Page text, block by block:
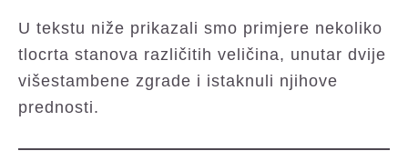
U tekstu niže prikazali smo primjere nekoliko
tlocrta stanova različitih veličina, unutar dvije
višestambene zgrade i istaknuli njihove
prednosti.